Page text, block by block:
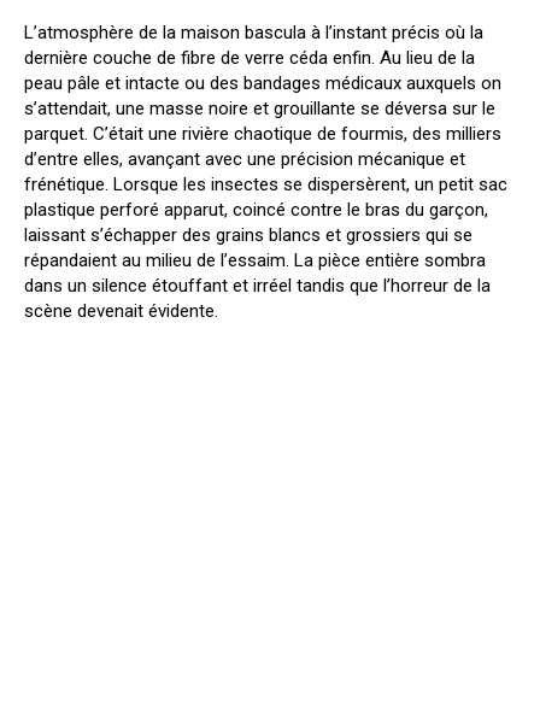
L’atmosphère de la maison bascula à l’instant précis où la
dernière couche de fibre de verre céda enfin. Au lieu de la
peau pâle et intacte ou des bandages médicaux auxquels on
s’attendait, une masse noire et grouillante se déversa sur le
parquet. C’était une rivière chaotique de fourmis, des milliers
d’entre elles, avançant avec une précision mécanique et
frénétique. Lorsque les insectes se dispersèrent, un petit sac
plastique perforé apparut, coincé contre le bras du garçon,
laissant s’échapper des grains blancs et grossiers qui se
répandaient au milieu de l’essaim. La pièce entière sombra
dans un silence étouffant et irréel tandis que l’horreur de la
scène devenait évidente.